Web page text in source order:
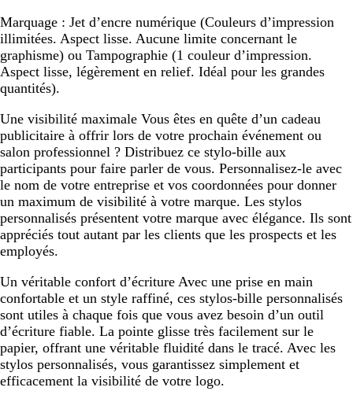
Marquage : Jet d’encre numérique (Couleurs d’impression
illimitées. Aspect lisse. Aucune limite concernant le
graphisme) ou Tampographie (1 couleur d’impression.
Aspect lisse, légèrement en relief. Idéal pour les grandes
quantités).
Une visibilité maximale Vous êtes en quête d’un cadeau
publicitaire à offrir lors de votre prochain événement ou
salon professionnel ? Distribuez ce stylo-bille aux
participants pour faire parler de vous. Personnalisez-le avec
le nom de votre entreprise et vos coordonnées pour donner
un maximum de visibilité à votre marque. Les stylos
personnalisés présentent votre marque avec élégance. Ils sont
appréciés tout autant par les clients que les prospects et les
employés.
Un véritable confort d’écriture Avec une prise en main
confortable et un style raffiné, ces stylos-bille personnalisés
sont utiles à chaque fois que vous avez besoin d’un outil
d’écriture fiable. La pointe glisse très facilement sur le
papier, offrant une véritable fluidité dans le tracé. Avec les
stylos personnalisés, vous garantissez simplement et
efficacement la visibilité de votre logo.